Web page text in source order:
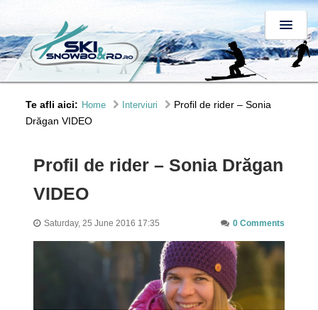
Te afli aici: Home Interviuri
Profil de rider – Sonia
Drăgan VIDEO
Profil de rider – Sonia Drăgan
VIDEO
Saturday, 25 June 2016 17:35 0 Comments